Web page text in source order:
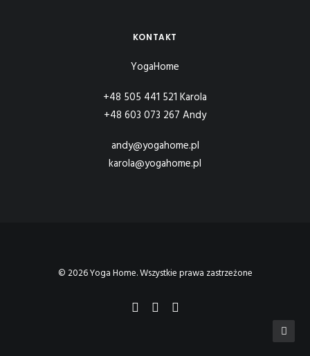
KONTAKT
YogaHome
+48 505 441 521 Karola
+48 603 073 267 Andy
andy@yogahome.pl
karola@yogahome.pl
© 2026 Yoga Home. Wszystkie prawa zastrzeżone